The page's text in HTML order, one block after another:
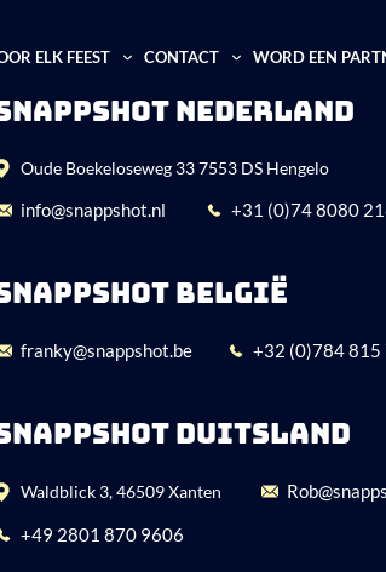
ELK FEEST CONTACT WORD EEN
NEDERLAND
Oude Boekeloseweg 33 7553 DS Hengelo
info@snappshot.nl +31 (0)74 8080
BELGIË
franky@snappshot.be +32 (0)784 815
DUITSLAND
Waldblick 3, 46509 Xanten
+49 2801 870 9606